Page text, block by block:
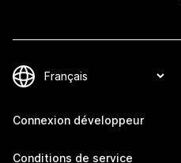
Connexion développeur
Conditions de service